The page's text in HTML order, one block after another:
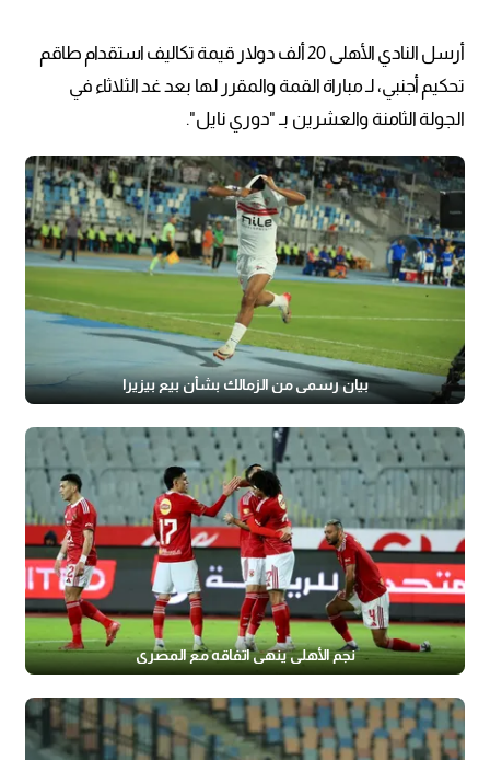
أرسل النادي الأهلى 20 ألف دولار قيمة تكاليف استقدام طاقم
تحكيم أجنبي، لـ مباراة القمة والمقرر لها بعد غد الثلاثاء في
الجولة الثامنة والعشرين بـ "دوري نايل".
بيان رسمي من الزمالك بشأن بيع بيزيرا
نجم الأهلي ينهي اتفاقه مع المصري